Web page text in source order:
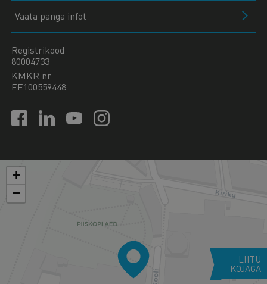
Vaata panga infot
Registrikood
80004733
KMKR nr
EE100559448
+
−
LIITU
KOJAGA